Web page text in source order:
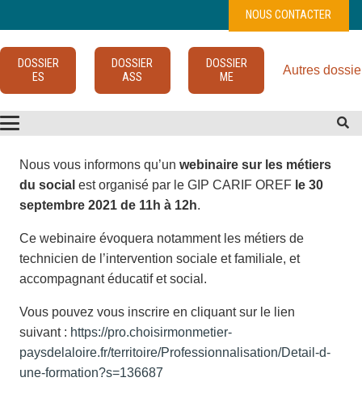
NOUS CONTACTER
DOSSIER
ES
DOSSIER
ASS
DOSSIER
ME
Autres
Nous vous informons qu’un webinaire sur les métiers
du social est organisé par le GIP CARIF OREF le 30
septembre 2021 de 11h à 12h.
Ce webinaire évoquera notamment les métiers de
technicien de l’intervention sociale et familiale, et
accompagnant éducatif et social.
Vous pouvez vous inscrire en cliquant sur le lien
suivant : https://pro.choisirmonmetier-
paysdelaloire.fr/territoire/Professionnalisation/Detail-d-
une-formation?s=136687